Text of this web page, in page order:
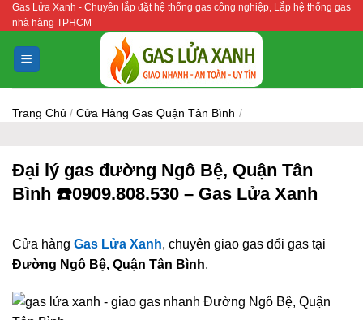
Bỏ
qua
nội
dung
Gas Lửa Xanh - Chuyên lắp đặt hệ thống gas công nghiệp, Lắp hệ thống gas
nhà hàng TPHCM
Trang Chủ / Cửa Hàng Gas Quận Tân Bình /
Đại lý gas đường Ngô Bệ, Quận Tân
Bình ☎️0909.808.530 – Gas Lửa Xanh
Cửa hàng Gas Lửa Xanh, chuyên giao gas đổi gas tại
Đường Ngô Bệ, Quận Tân Bình.